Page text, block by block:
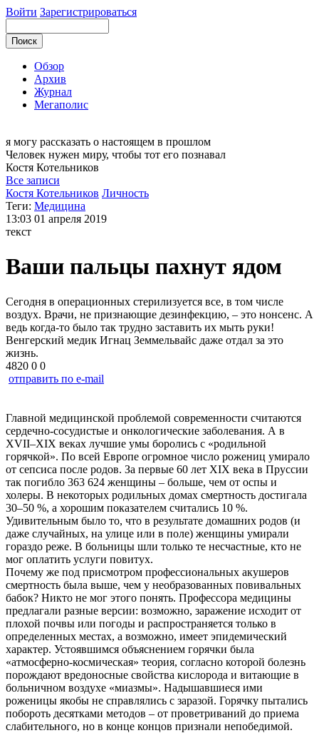
Войти Зарегистрироваться
Обзор
Архив
Журнал
Мегаполис
я могу рассказать о настоящем в прошлом
Человек нужен миру, чтобы тот его познавал
Костя Котельников
Все записи
Костя Котельников Личность
Теги: Медицина
13:03 01 апреля 2019
текст
Ваши пальцы пахнут ядом
Сегодня в операционных стерилизуется все, в том числе
воздух. Врачи, не признающие дезинфекцию, – это нонсенс. А
ведь когда-то было так трудно заставить их мыть руки!
Венгерский медик Игнац Земмельвайс даже отдал за это
жизнь.
4820 0 0
отправить по e-mail
Главной медицинской проблемой современности считаются
сердечно-сосудистые и онкологические заболевания. А в
XVII–XIX веках лучшие умы боролись с «родильной
горячкой». По всей Европе огромное число рожениц умирало
от сепсиса после родов. За первые 60 лет XIX века в Пруссии
так погибло 363 624 женщины – больше, чем от оспы и
холеры. В некоторых родильных домах смертность достигала
30–50 %, а хорошим показателем считались 10 %.
Удивительным было то, что в результате домашних родов (и
даже случайных, на улице или в поле) женщины умирали
гораздо реже. В больницы шли только те несчастные, кто не
мог оплатить услуги повитух.
Почему же под присмотром профессиональных акушеров
смертность была выше, чем у необразованных повивальных
бабок? Никто не мог этого понять. Профессора медицины
предлагали разные версии: возможно, заражение исходит от
плохой почвы или погоды и распространяется только в
определенных местах, а возможно, имеет эпидемический
характер. Устоявшимся объяснением горячки была
«атмосферно-космическая» теория, согласно которой болезнь
порождают вредоносные свойства кислорода и витающие в
больничном воздухе «миазмы». Надышавшиеся ими
роженицы якобы не справлялись с заразой. Горячку пытались
побороть десятками методов – от проветриваний до приема
слабительного, но в конце концов признали непобедимой.